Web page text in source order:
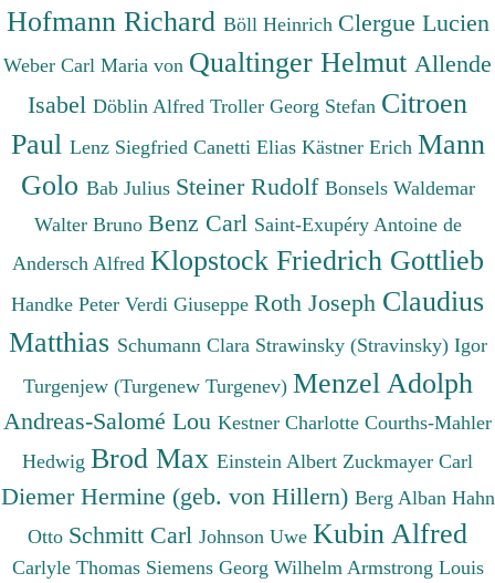
Hofmann Richard Böll Heinrich Clergue Lucien
Weber Carl Maria von Qualtinger Helmut Allende
Isabel Döblin Alfred Troller Georg Stefan Citroen
Paul Lenz Siegfried Canetti Elias Kästner Erich Mann
Golo Bab Julius Steiner Rudolf Bonsels Waldemar
Walter Bruno Benz Carl Saint-Exupéry Antoine de
Andersch Alfred Klopstock Friedrich Gottlieb
Handke Peter Verdi Giuseppe Roth Joseph Claudius
Matthias Schumann Clara Strawinsky (Stravinsky) Igor
Turgenjew (Turgenew Turgenev) Menzel Adolph
Andreas-Salomé Lou Kestner Charlotte Courths-Mahler
Hedwig Brod Max Einstein Albert Zuckmayer Carl
Diemer Hermine (geb. von Hillern) Berg Alban Hahn
Otto Schmitt Carl Johnson Uwe Kubin Alfred
Carlyle Thomas Siemens Georg Wilhelm Armstrong Louis